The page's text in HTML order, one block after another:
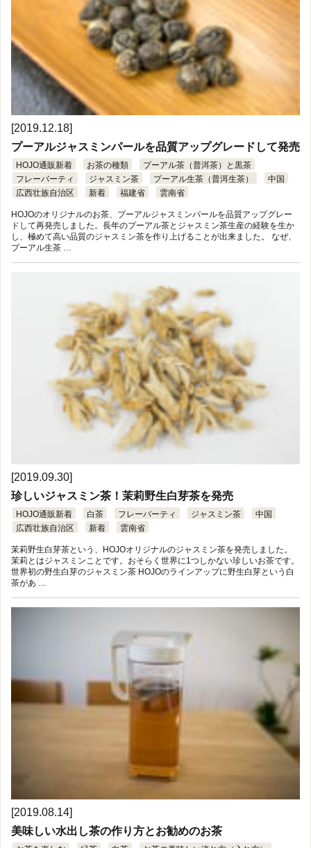
[2019.12.18]
プーアルジャスミンパールを品質アップグレードして発売
HOJO通販新着 お茶の種類
プーアル茶（普洱茶）と黒茶
フレーバーティ
ジャスミン茶 プーアル生茶（普洱生茶）
中国
広西壮族自治区
新着 福建省 雲南省
HOJOのオリジナルのお茶、プーアルジャスミンパールを品質アップグレー
ドして再発売しました。長年のプーアル茶とジャスミン茶生産の経験を生か
し、極めて高い品質のジャスミン茶を作り上げることが出来ました。 なぜ、
プーアル生茶 …
[2019.09.30]
珍しいジャスミン茶！茉莉野生白芽茶を発売
HOJO通販新着 白茶 フレーバーティ ジャスミン茶
中国
広西壮族自治区
新着 雲南省
茉莉野生白芽茶という、HOJOオリジナルのジャスミン茶を発売しました。
茉莉とはジャスミンことです。おそらく世界に1つしかない珍しいお茶です。
世界初の野生白芽のジャスミン茶 HOJOのラインアップに野生白芽という白
茶があ …
[2019.08.14]
美味しい水出し茶の作り方とお勧めのお茶